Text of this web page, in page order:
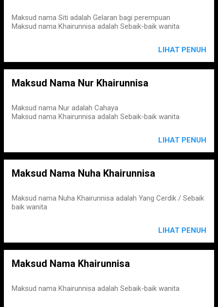
Maksud nama Siti adalah Gelaran bagi perempuan
Maksud nama Khairunnisa adalah Sebaik-baik wanita
LIHAT PENUH
Maksud Nama Nur Khairunnisa
Maksud nama Nur adalah Cahaya
Maksud nama Khairunnisa adalah Sebaik-baik wanita
LIHAT PENUH
Maksud Nama Nuha Khairunnisa
Maksud nama Nuha Khairunnisa adalah Yang Cerdik / Sebaik
baik wanita
LIHAT PENUH
Maksud Nama Khairunnisa
Maksud nama Khairunnisa adalah Sebaik-baik wanita